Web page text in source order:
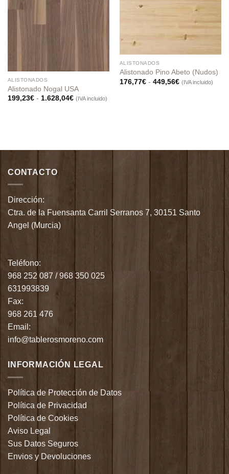
ALISTONADOS
Alistonado Nogal USA
199,23€ - 1.628,04€Rango
(IVA incluido)
ALISTONADOS
Alistonado Pino Abeto (Nudos)
176,77€ - 449,56€Rango
de
(IVA incluido)
CONTACTO
Dirección:
Ctra. de la Fuensanta Carril Serranos 7, 30151 Santo
Angel (Murcia)
Teléfono:
968 252 087 /968 350 025
631993839
Fax:
968 261 476
Email:
info@tablerosmoreno.com
INFORMACIÓN LEGAL
Política de Protección de Datos
Política de Privacidad
Política de Cookies
Aviso Legal
Sus Datos Seguros
Envios y Devoluciones